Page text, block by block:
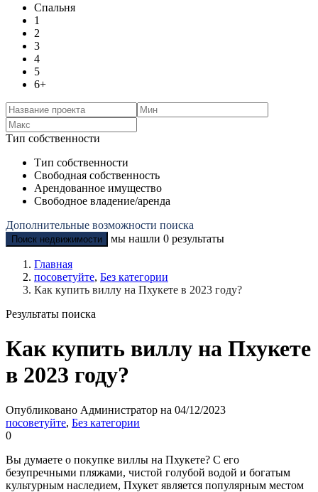
Спальня
1
2
3
4
5
6+
Тип собственности
Тип собственности
Свободная собственность
Арендованное имущество
Свободное владение/аренда
Дополнительные возможности поиска
Поиск недвижимости мы нашли 0 результаты
Главная
посоветуйте, Без категории
Как купить виллу на Пхукете в 2023 году?
Результаты поиска
Как купить виллу на Пхукете
в 2023 году?
Опубликовано Администратор на 04/12/2023
посоветуйте, Без категории
0
Вы думаете о покупке виллы на Пхукете? С его
безупречными пляжами, чистой голубой водой и богатым
культурным наследием, Пхукет является популярным местом